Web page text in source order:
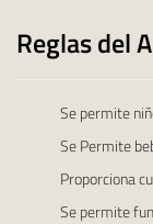
Reglas del
Se permite
Se Permite
Proporciona
Se permite